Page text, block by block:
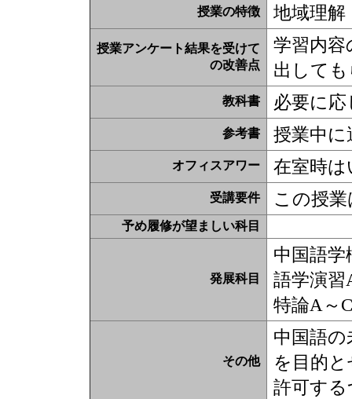
授業の特徴 地域理解
授業アンケート結果を受けて
の改善点
学習内
出して
教科書 必要に
参考書 授業中に
オフィスアワー 在室時
受講要件 この授
予め履修が望ましい科目
発展科目
中国語学
語学演習
特論A～
その他
中国語
を目的
許可す